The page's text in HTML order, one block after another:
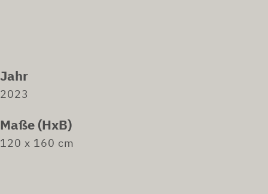
Jahr
2023
Maße (HxB)
120 x 160 cm